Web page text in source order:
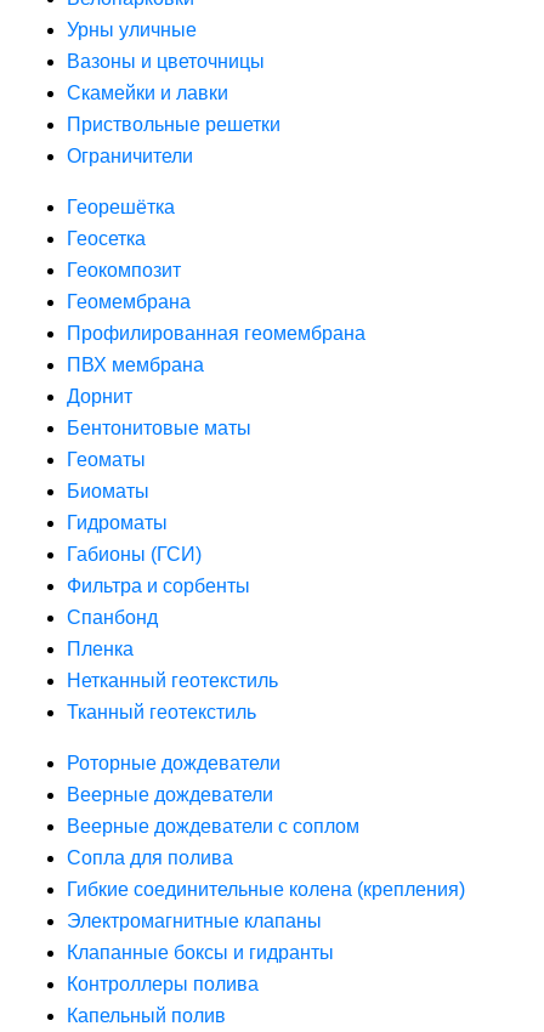
Урны уличные
Вазоны и цветочницы
Скамейки и лавки
Приствольные решетки
Ограничители
Георешётка
Геосетка
Геокомпозит
Геомембрана
Профилированная геомембрана
ПВХ мембрана
Дорнит
Бентонитовые маты
Геоматы
Биоматы
Гидроматы
Габионы (ГСИ)
Фильтра и сорбенты
Спанбонд
Пленка
Нетканный геотекстиль
Тканный геотекстиль
Роторные дождеватели
Веерные дождеватели
Веерные дождеватели с соплом
Сопла для полива
Гибкие соединительные колена (крепления)
Электромагнитные клапаны
Клапанные боксы и гидранты
Контроллеры полива
Капельный полив